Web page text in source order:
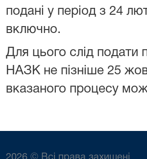
подані у період з 24
включно.
Для цього слід подати
НАЗК не пізніше 25
вказаного процесу